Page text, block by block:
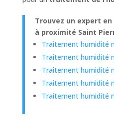
Trouvez un expert
à proximité Saint
Traitement humidité
Traitement humidité
Traitement humidité
Traitement humidité
Traitement humidité